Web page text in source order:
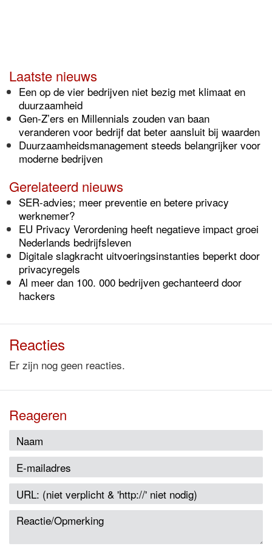
Laatste nieuws
Een op de vier bedrijven niet bezig met klimaat en
duurzaamheid
Gen-Z’ers en Millennials zouden van baan
veranderen voor bedrijf dat beter aansluit bij waarden
Duurzaamheidsmanagement steeds belangrijker voor
moderne bedrijven
Gerelateerd nieuws
SER-advies; meer preventie en betere privacy
werknemer?
EU Privacy Verordening heeft negatieve impact groei
Nederlands bedrijfsleven
Digitale slagkracht uitvoeringsinstanties beperkt door
privacyregels
Al meer dan 100. 000 bedrijven gechanteerd door
hackers
Reacties
Er zijn nog geen reacties.
Reageren